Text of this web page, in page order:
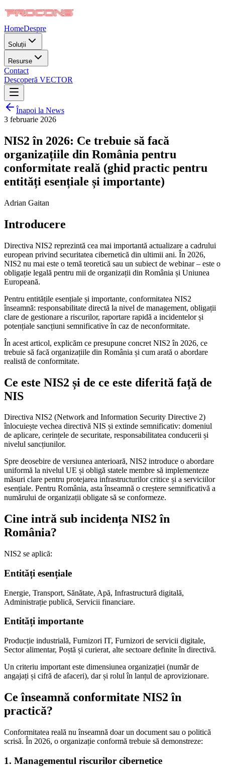
HomeDespre
Soluții
Resurse
Contact
Descoperă VECTOR
Înapoi la News
3 februarie 2026
NIS2 în 2026: Ce trebuie să facă
organizațiile din România pentru
conformitate reală (ghid practic pentru
entități esențiale și importante)
Adrian Gaitan
Introducere
Directiva NIS2 reprezintă cea mai importantă actualizare a cadrului
european privind securitatea cibernetică din ultimii ani. În 2026,
NIS2 nu mai este o temă teoretică sau un subiect de webinar – este o
obligație legală pentru mii de organizații din România și Uniunea
Europeană.
Pentru entitățile esențiale și importante, conformitatea NIS2
înseamnă: responsabilitate directă la nivel de management, obligații
clare de gestionare a riscurilor, raportare rapidă a incidentelor și
potențiale sancțiuni semnificative în caz de neconformitate.
În acest articol, explicăm ce presupune concret NIS2 în 2026, ce
trebuie să facă organizațiile din România și cum arată o abordare
realistă de conformitate.
Ce este NIS2 și de ce este diferită față de
NIS
Directiva NIS2 (Network and Information Security Directive 2)
înlocuiește vechea directivă NIS și extinde semnificativ: domeniul
de aplicare, cerințele de securitate, responsabilitatea conducerii și
nivelul sancțiunilor.
Spre deosebire de versiunea anterioară, NIS2 introduce o abordare
uniformă la nivelul UE și obligă statele membre să implementeze
măsuri clare pentru protejarea infrastructurilor critice și a serviciilor
esențiale. Pentru România, asta înseamnă o creștere semnificativă a
numărului de organizații obligate să se conformeze.
Cine intră sub incidența NIS2 în
România?
NIS2 se aplică:
Entități esențiale
Energie, Transport, Sănătate, Apă, Infrastructură digitală,
Administrație publică, Servicii financiare.
Entități importante
Producție industrială, Furnizori IT, Furnizori de servicii digitale,
Sector alimentar, Poștă și curierat, alte sectoare definite în directivă.
Un criteriu important este dimensiunea organizației (număr de
angajați și cifră de afaceri), dar și rolul în lanțul de aprovizionare.
Ce înseamnă conformitate NIS2 în
practică?
Conformitatea reală nu înseamnă doar un document sau o politică
scrisă. În 2026, o organizație conformă trebuie să demonstreze:
1. Managementul riscurilor cibernetice